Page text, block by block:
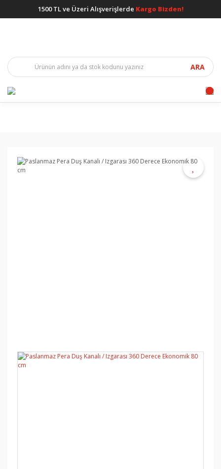
1500 TL ve Üzeri Alışverişlerde Kargo Bizden!
ARA